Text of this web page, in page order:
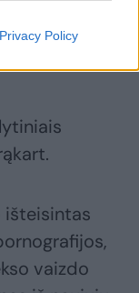
Privacy Policy
iš R.
vaizdo